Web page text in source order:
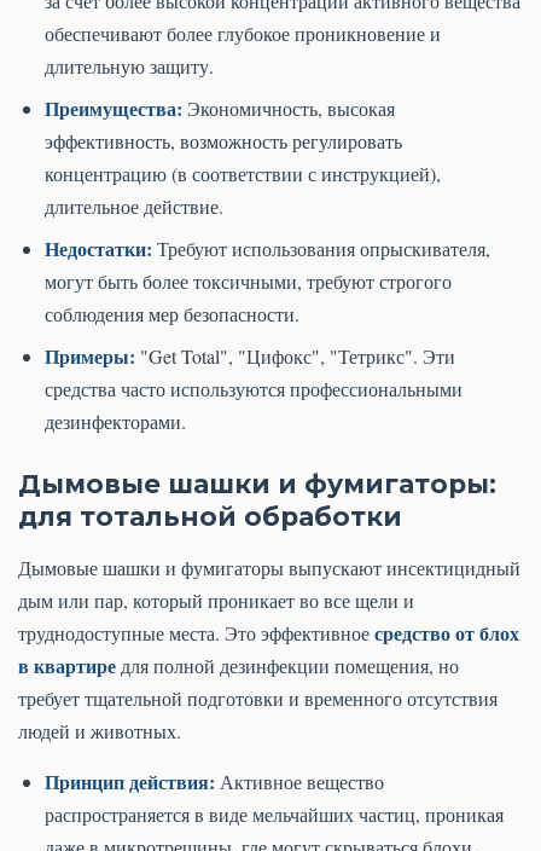
обеспечивают более глубокое проникновение и
длительную защиту.
Преимущества: Экономичность, высокая
эффективность, возможность регулировать
концентрацию (в соответствии с инструкцией),
длительное действие.
Недостатки: Требуют использования опрыскивателя,
могут быть более токсичными, требуют строгого
соблюдения мер безопасности.
Примеры: "Get Total", "Цифокс", "Тетрикс". Эти
средства часто используются профессиональными
дезинфекторами.
Дымовые шашки и фумигаторы:
для тотальной обработки
Дымовые шашки и фумигаторы выпускают инсектицидный
дым или пар, который проникает во все щели и
труднодоступные места. Это эффективноесредство от блох
в квартиредля полной дезинфекции помещения, но
требует тщательной подготовки и временного отсутствия
людей и животных.
Принцип действия: Активное вещество
распространяется в виде мельчайших частиц, проникая